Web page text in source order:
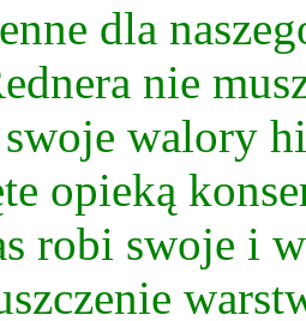
dla
nie
walory
opieką
robi swoje i